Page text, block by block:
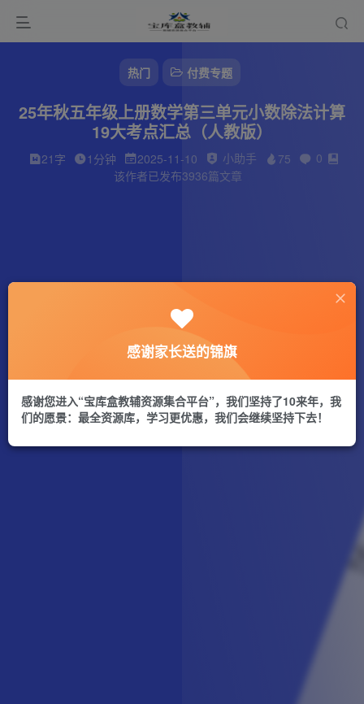
热门 付费专题
25年秋五年级上册数学第三单元小数除法计算
19大考点汇总（人教版）
21字 1分钟 2025-11-10 小助手 75
0
该作者已发布3936篇文章
感谢家长送的锦旗
感谢您进入“宝库盒教辅资源集合平台”，我们坚持了10来年，我
们的愿景：最全资源库，学习更优惠，我们会继续坚持下去！